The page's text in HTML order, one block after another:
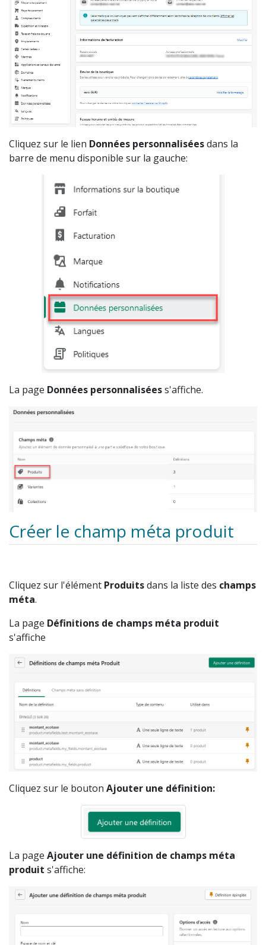
Cliquez sur le lien Données personnaliséesdans la
barre de menu disponible sur la gauche:
La page Données personnaliséess'affiche.
Créer le champ méta produit
Cliquez sur l'élément Produitsdans la liste des champs
méta.
La page Définitions de champs méta produit
s'affiche
Cliquez sur le bouton Ajouter une définition:
La page Ajouter une définition de champs méta
produit s'affiche: